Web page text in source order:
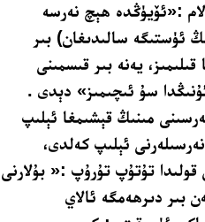
:«ئۆيۈڭدە ھېچ نەرسە
ئۈستىگە سالىدىغان) بىر
يەنە بىر قىسمىنى
سۇ ئىچىمىز» دېدى .
مىنىڭ قېشىمغا ئېلىپ
ئېلىپ كەلدى،
قولىدا تۇتۇپ تۇرۇپ :« بۇلارنى
بىر دىرھەمگە ئالاي